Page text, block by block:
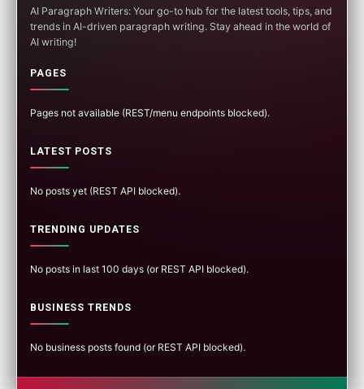
AI Paragraph Writers: Your go-to hub for the latest tools, tips, and
trends in AI-driven paragraph writing. Stay ahead in the world of
AI writing!
PAGES
Pages not available (REST/menu endpoints blocked).
LATEST POSTS
No posts yet (REST API blocked).
TRENDING UPDATES
No posts in last 100 days (or REST API blocked).
BUSINESS TRENDS
No business posts found (or REST API blocked).